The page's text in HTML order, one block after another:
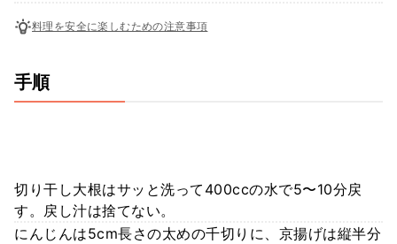
料理を安全に楽しむための注意事項
手順
切り干し大根はサッと洗って400ccの水で5〜10分戻
す。戻し汁は捨てない。
にんじんは5cm長さの太めの千切りに、京揚げは縦半分